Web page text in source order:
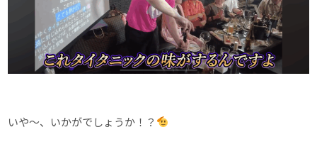
いや～、いかがでしょうか！？